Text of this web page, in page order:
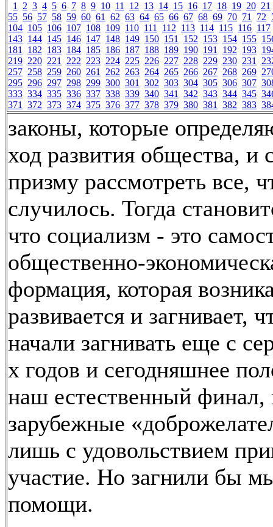
1 2 3 4 5 6 7 8 9 10 11 12 13 14 15 16 17 18 19 20 21
55 56 57 58 59 60 61 62 63 64 65 66 67 68 69 70 71 72
104 105 106 107 108 109 110 111 112 113 114 115 116 117
143 144 145 146 147 148 149 150 151 152 153 154 155
181 182 183 184 185 186 187 188 189 190 191 192 193
219 220 221 222 223 224 225 226 227 228 229 230 231
257 258 259 260 261 262 263 264 265 266 267 268 269
295 296 297 298 299 300 301 302 303 304 305 306 307
333 334 335 336 337 338 339 340 341 342 343 344 345
371 372 373 374 375 376 377 378 379 380 381 382 383
законы, которые
ход развития общества, и
призму рассмотреть все,
случилось. Тогда
что социализм - это
общественно-
формация, которая
развивается и загнивает,
начали загнивать еще с
х годов и сегодняшнее
наш естественный финал,
зарубежные
лишь с удовольствием
участие. Но загнили бы
помощи.